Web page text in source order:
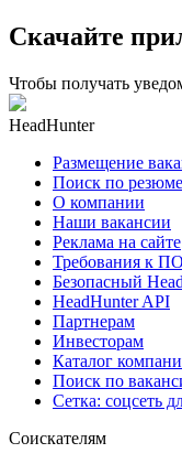
Скачайте
Чтобы получать
HeadHunter
Размещение
Поиск по резюме
О компании
Наши вакансии
Реклама на сайте
Требования к ПО
Безопасный
HeadHunter API
Партнерам
Инвесторам
Каталог
Поиск по
Сетка: соцсеть
Соискателям